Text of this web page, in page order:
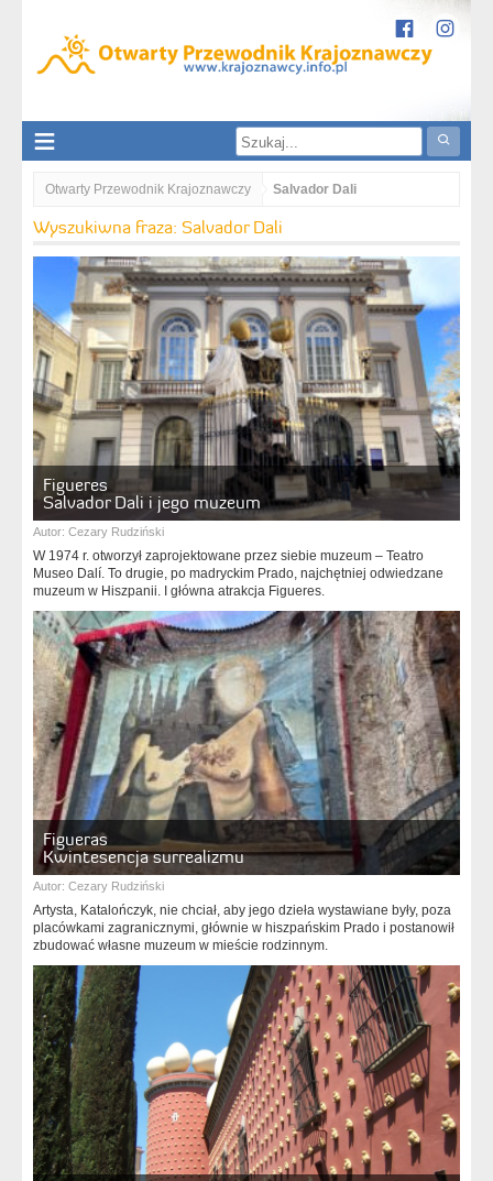
Otwarty Przewodnik Krajoznawczy Salvador Dali
Wyszukiwna fraza: Salvador Dali
Figueres
Salvador Dali i jego muzeum
Autor: Cezary Rudziński
W 1974 r. otworzył zaprojektowane przez siebie muzeum – Teatro
Museo Dalí. To drugie, po madryckim Prado, najchętniej odwiedzane
muzeum w Hiszpanii. I główna atrakcja Figueres.
Figueras
Kwintesencja surrealizmu
Autor: Cezary Rudziński
Artysta, Katalończyk, nie chciał, aby jego dzieła wystawiane były, poza
placówkami zagranicznymi, głównie w hiszpańskim Prado i postanowił
zbudować własne muzeum w mieście rodzinnym.